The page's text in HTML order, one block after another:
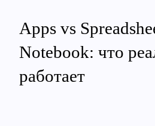
Apps vs
Notebook: что
работает